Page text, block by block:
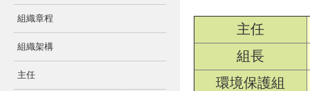
組織章程
組織架構
主任
主任
組長
環境保護組